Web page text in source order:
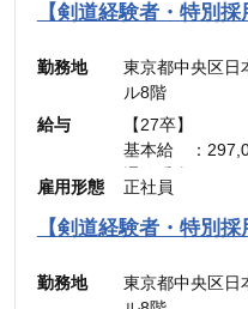
※45時間分の見
【剣道経験者・特別
勤務地
東京都中央区日
ル8階
給与
【27卒】
基本給 ：
通信手当：
合計 ：
雇用形態 正社員
【剣道経験者・特別
勤務地
東京都中央区日